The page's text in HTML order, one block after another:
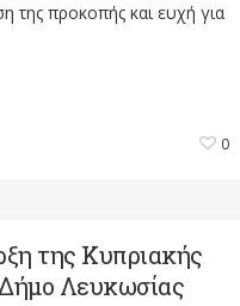
της προκοπής και ευχή για
0
της Κυπριακής